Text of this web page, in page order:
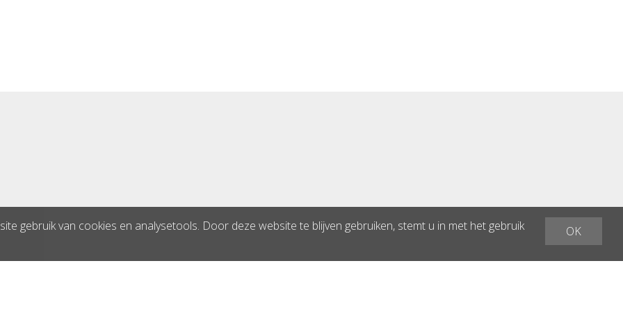
OK
gebruik van cookies en analysetools. Door deze website te blijven gebruiken, stemt u in met het gebruik